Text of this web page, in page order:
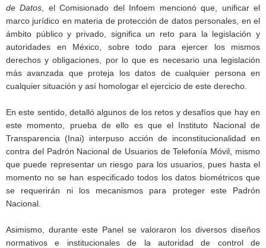
de Datos , el Comisionado del Infoem mencionó que, unificar el
marco jurídico en materia de protección de datos personales, en el
ámbito público y privado, significa un reto para la legislación y
autoridades en México, sobre todo para ejercer los mismos
derechos y obligaciones, por lo que es necesario una legislación
más avanzada que proteja los datos de cualquier persona en
cualquier situación y así homologar el ejercicio de este derecho.
En este sentido, detalló algunos de los retos y desafíos que hay en
este momento, prueba de ello es que el Instituto Nacional de
Transparencia (Inai) interpuso acción de inconstitucionalidad en
contra del Padrón Nacional de Usuarios de Telefonía Móvil, mismo
que puede representar un riesgo para los usuarios, pues hasta el
momento no se han especificado todos los datos biométricos que
se requerirán ni los mecanismos para proteger este Padrón
Nacional.
Asimismo, durante este Panel se valoraron los diversos diseños
normativos e institucionales de la autoridad de control de